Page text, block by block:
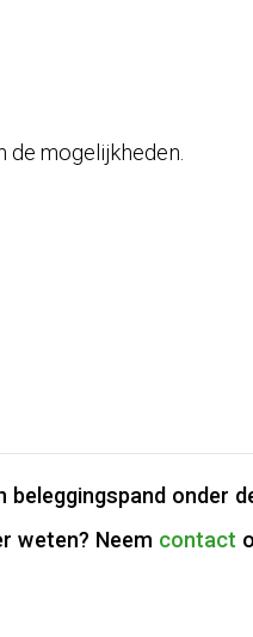
de mogelijkheden.
beleggingspand onder
weten? Neem contact